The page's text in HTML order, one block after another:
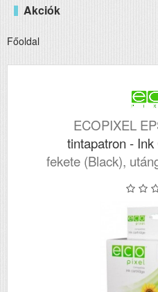
Akciók
Főoldal
ECOPIXEL
tintapatron -
fekete (Black),